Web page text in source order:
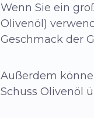
Wenn Sie ein
Olivenöl)
Geschmack der
Außerdem
Schuss Olivenöl